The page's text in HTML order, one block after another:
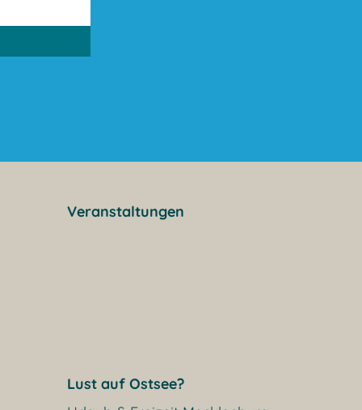
Veranstaltungen
Lust auf Ostsee?